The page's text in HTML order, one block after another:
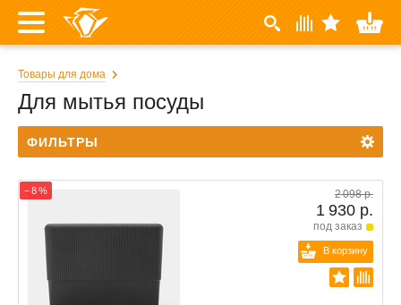
Товары для дома
Для мытья посуды
ФИЛЬТРЫ
− 8 % 2 098 р.
1 930 р.
под заказ
В корзину